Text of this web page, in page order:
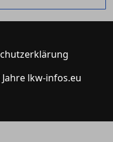
Jahre lkw-infos.eu